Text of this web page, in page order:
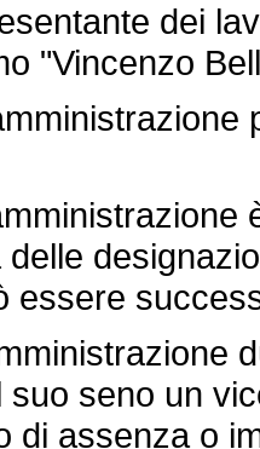
dei
"Vincenzo
essere
suo seno un
di assenza o